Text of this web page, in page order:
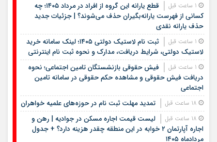
قطع یارانه این گروه از افراد در مرداد ۱۴۰۵؛ چه
کسانی از فهرست یارانه‌بگیران حذف می‌شوند؟ | جزئیات جدید
حذف یارانه نقدی
ثبت نام لاستیک دولتی ۱۴۰۵؛ لینک سامانه خرید
لاستیک دولتی، شرایط دریافت، مدارک و نحوه ثبت نام اینترنتی
فیش حقوقی بازنشستگان تامین اجتماعی؛ نحوه
دریافت فیش حقوقی و مشاهده حکم حقوقی در سامانه تامین
اجتماعی
تمدید مهلت ثبت نام در حوزه‌های علمیه خواهران
لیست قیمت اجاره مسکن در جوادیه | رهن و
اجاره آپارتمان ۲ خوابه در این منطقه چقدر هزینه دارد؟ + جدول
مردادماه ۱۴۰۵